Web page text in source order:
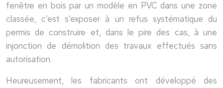
fenêtre en bois par un modèle en PVC dans une zone
classée, c’est s’exposer à un refus systématique du
permis de construire et, dans le pire des cas, à une
injonction de démolition des travaux effectués sans
autorisation.
Heureusement, les fabricants ont développé des